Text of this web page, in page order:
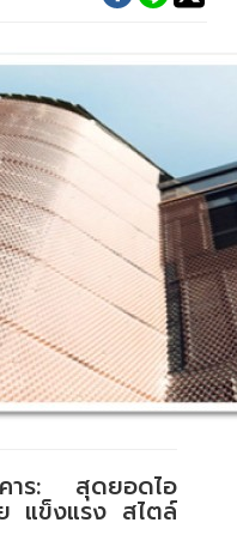
คาร: สุดยอดไอ
แข็งแรง สไตล์